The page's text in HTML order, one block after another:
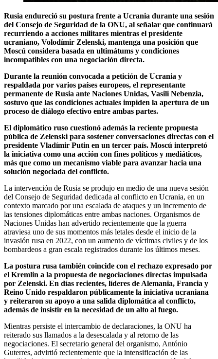
Rusia endureció su postura frente a Ucrania durante una sesión
del Consejo de Seguridad de la ONU, al señalar que continuará
recurriendo a acciones militares mientras el presidente
ucraniano, Volodímir Zelenski, mantenga una posición que
Moscú considera basada en ultimátums y condiciones
incompatibles con una negociación directa.
Durante la reunión convocada a petición de Ucrania y
respaldada por varios países europeos, el representante
permanente de Rusia ante Naciones Unidas, Vasili Nebenzia,
sostuvo que las condiciones actuales impiden la apertura de un
proceso de diálogo efectivo entre ambas partes.
El diplomático ruso cuestionó además la reciente propuesta
pública de Zelenski para sostener conversaciones directas con el
presidente Vladímir Putin en un tercer país. Moscú interpretó
la iniciativa como una acción con fines políticos y mediáticos,
más que como un mecanismo viable para avanzar hacia una
solución negociada del conflicto.
La intervención de Rusia se produjo en medio de una nueva sesión
del Consejo de Seguridad dedicada al conflicto en Ucrania, en un
contexto marcado por una escalada de ataques y un incremento de
las tensiones diplomáticas entre ambas naciones. Organismos de
Naciones Unidas han advertido recientemente que la guerra
atraviesa uno de sus momentos más letales desde el inicio de la
invasión rusa en 2022, con un aumento de víctimas civiles y de los
bombardeos a gran escala registrados durante los últimos meses.
La postura rusa también coincide con el rechazo expresado por
el Kremlin a la propuesta de negociaciones directas impulsada
por Zelenski. En días recientes, líderes de Alemania, Francia y
Reino Unido respaldaron públicamente la iniciativa ucraniana
y reiteraron su apoyo a una salida diplomática al conflicto,
además de insistir en la necesidad de un alto al fuego.
Mientras persiste el intercambio de declaraciones, la ONU ha
reiterado sus llamados a la desescalada y al retorno de las
negociaciones. El secretario general del organismo, António
Guterres, advirtió recientemente que la intensificación de las